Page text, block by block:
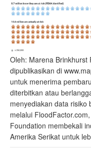
Oleh: Marena Brinkhurst
dipublikasikan di
untuk menerima
diterbitkan atau
menyediakan data risiko
melalui
Foundation membekali
Amerika Serikat untuk